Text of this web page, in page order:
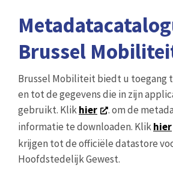
Brussel
Brussel Mobiliteit biedt u toegang
en tot de gegevens die in zijn
gebruikt. Klikhier
. om de
informatie te downloaden. Klikhier
krijgen tot de officiële datastore
Hoofdstedelijk Gewest.